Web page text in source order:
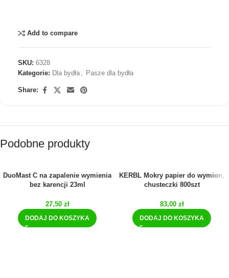
Add to compare
SKU: 6328
Kategorie: Dla bydła Pasze dla bydła
Share:
Podobne produkty
DuoMast C na zapalenie wymienia
bez karencji 23ml
27,50 zł
DODAJ DO KOSZYKA
KERBL Mokry papier do wymion,
chusteczki 800szt
83,00 zł
DODAJ DO KOSZYKA